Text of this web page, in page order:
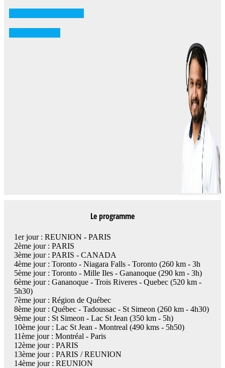
Le programme
1er jour : REUNION - PARIS
2ème jour : PARIS
3ème jour : PARIS - CANADA
4ème jour : Toronto - Niagara Falls - Toronto (260 km - 3h
5ème jour : Toronto - Mille Iles - Gananoque (290 km - 3h)
6ème jour : Gananoque - Trois Riveres - Quebec (520 km -
5h30)
7ème jour : Région de Québec
8ème jour : Québec - Tadoussac - St Simeon (260 km - 4h30)
9ème jour : St Simeon - Lac St Jean (350 km - 5h)
10ème jour : Lac St Jean - Montreal (490 kms - 5h50)
11ème jour : Montréal - Paris
12ème jour : PARIS
13ème jour : PARIS / REUNION
14ème jour : REUNION